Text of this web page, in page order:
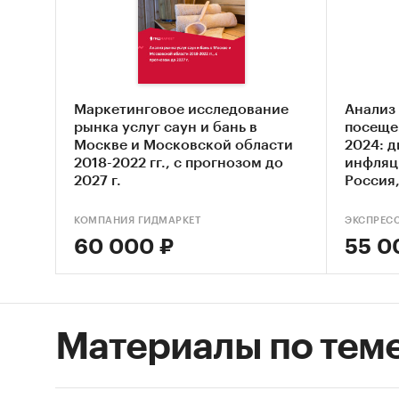
спрос,
2.
3.
Маркетинговое исследование
рынка услуг саун и бань в
Москве и Московской области
2018-2022 гг., с прогнозом до
2027 г.
КОМПАНИЯ ГИДМАРКЕТ
60 000 ₽
2024:
55
Материалы по